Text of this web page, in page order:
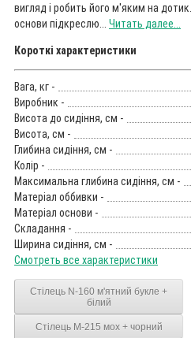
вигляд і робить його м'яким на
основи підкреслю... Читать далее...
Короткі характеристики
Вага, кг -
Виробник -
Висота до сидіння, см -
Висота, см -
Глибина сидіння, см -
Колір -
Максимальна глибина сидіння, см -
Матеріал оббивки -
Матеріал основи -
Складання -
Ширина сидіння, см -
Смотреть все характеристики
Стілець N-160 м'ятний букле +
білий
Стілець M-215 мох + чорний